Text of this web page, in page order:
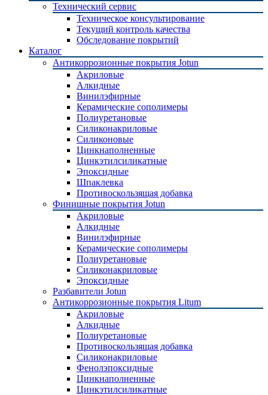
Технический сервис
Техническое консультирование
Текущий контроль качества
Обследование покрытий
Каталог
Антикоррозионные покрытия Jotun
Акриловые
Алкидные
Винилэфирные
Керамические сополимеры
Полиуретановые
Силиконакриловые
Силиконовые
Цинкнаполненные
Цинкэтилсиликатные
Эпоксидные
Шпаклевка
Противоскользящая добавка
Финишные покрытия Jotun
Акриловые
Алкидные
Винилэфирные
Керамические сополимеры
Полиуретановые
Силиконакриловые
Эпоксидные
Разбавители Jotun
Антикоррозионные покрытия Litum
Акриловые
Алкидные
Полиуретановые
Противоскользящая добавка
Силиконакриловые
Фенолэпоксидные
Цинкнаполненные
Цинкэтилсиликатные